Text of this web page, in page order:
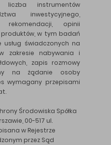
instrumentów
inwestycyjnego,
rekomendacji, opinii
w tym badań
usług świadczonych na
zakresie nabywania i
zapis rozmowy
na żądanie osoby
wymagany przepisami
Środowiska Spółka
00-517 ul.
w Rejestrze
przez Sąd